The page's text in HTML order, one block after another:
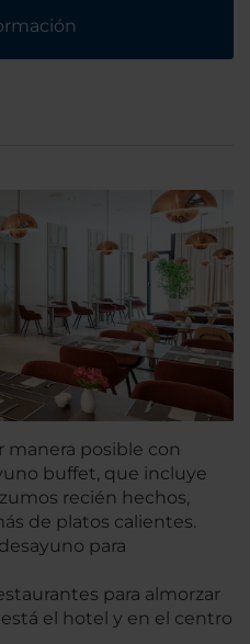
manera posible con
buffet, que incluye
recién hechos,
de platos calientes.
para
para almorzar
el hotel y en el centro